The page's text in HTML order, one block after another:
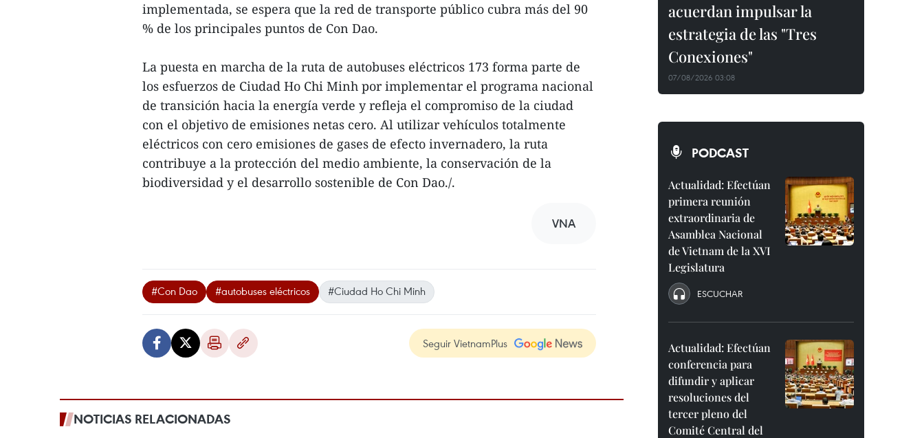
implementada, se espera que la red de transporte público cubra más del 90
% de los principales puntos de Con Dao.
La puesta en marcha de la ruta de autobuses eléctricos 173 forma parte de
los esfuerzos de Ciudad Ho Chi Minh por implementar el programa nacional
de transición hacia la energía verde y refleja el compromiso de la ciudad
con el objetivo de emisiones netas cero. Al utilizar vehículos totalmente
eléctricos con cero emisiones de gases de efecto invernadero, la ruta
contribuye a la protección del medio ambiente, la conservación de la
biodiversidad y el desarrollo sostenible de Con Dao./.
VNA
#Con Dao #autobuses eléctricos #Ciudad Ho Chi Minh
Seguir VietnamPlus
NOTICIAS RELACIONADAS
acuerdan impulsar la
estrategia de las "Tres
Conexiones"
07/08/2026 03:08
PODCAST
Actualidad: Efectúan
primera reunión
extraordinaria de
Asamblea Nacional
de Vietnam de la XVI
Legislatura
ESCUCHAR
Actualidad: Efectúan
conferencia para
difundir y aplicar
resoluciones del
tercer pleno del
Comité Central del